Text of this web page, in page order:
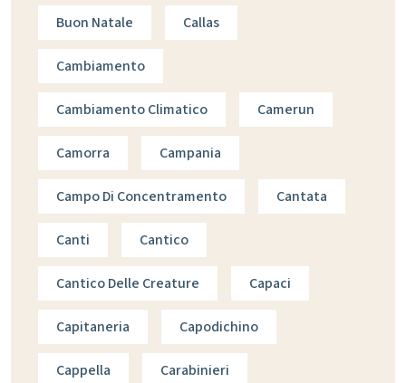
Buon Natale Callas
Cambiamento
Cambiamento Climatico Camerun
Camorra Campania
Campo Di Concentramento Cantata
Canti Cantico
Cantico Delle Creature Capaci
Capitaneria Capodichino
Cappella Carabinieri